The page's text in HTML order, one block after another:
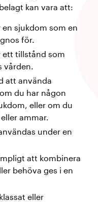
kan vara att:
sjukdom som en
för.
ett tillstånd som
vården.
att använda
du har någon
eller om du
ammar.
under en
att kombinera
behöva ges i en
eller